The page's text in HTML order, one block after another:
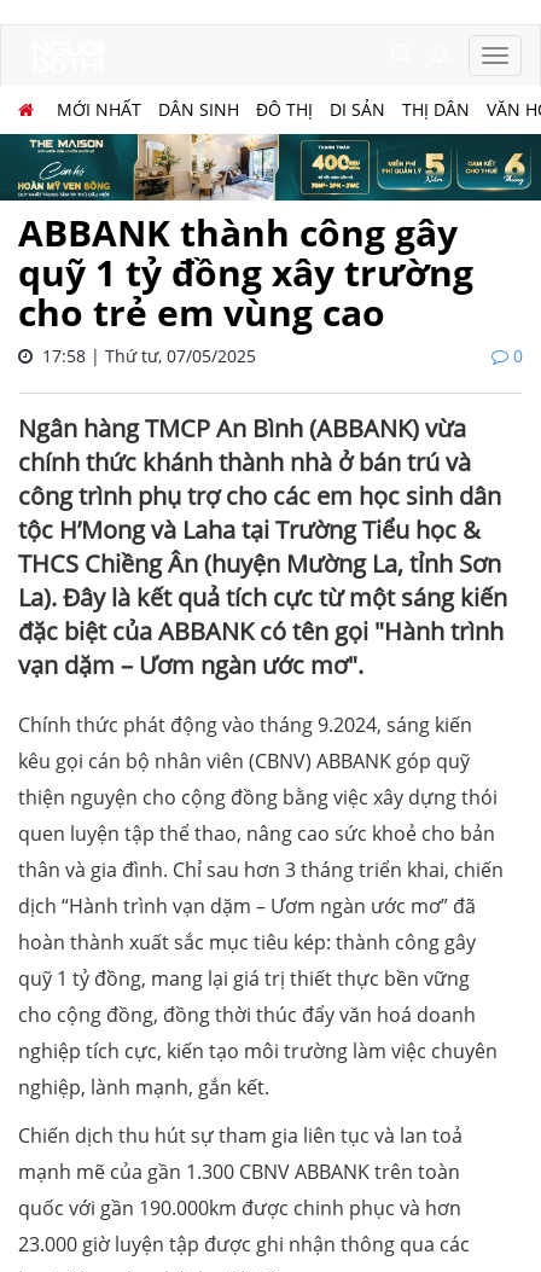
MỚI NHẤT DÂN SINH ĐÔ THỊ DI SẢN THỊ DÂN VĂN
ABBANK thành công gây
quỹ 1 tỷ đồng xây trường
cho trẻ em vùng cao
17:58 | Thứ tư, 07/05/2025 0
Ngân hàng TMCP An Bình (ABBANK) vừa
chính thức khánh thành nhà ở bán trú và
công trình phụ trợ cho các em học sinh dân
tộc H’Mong và Laha tại Trường Tiểu học &
THCS Chiềng Ân (huyện Mường La, tỉnh Sơn
La). Đây là kết quả tích cực từ một sáng kiến
đặc biệt của ABBANK có tên gọi "Hành trình
vạn dặm – Ươm ngàn ước mơ".
Chính thức phát động vào tháng 9.2024, sáng kiến
kêu gọi cán bộ nhân viên (CBNV) ABBANK góp quỹ
thiện nguyện cho cộng đồng bằng việc xây dựng thói
quen luyện tập thể thao, nâng cao sức khoẻ cho bản
thân và gia đình. Chỉ sau hơn 3 tháng triển khai, chiến
dịch “Hành trình vạn dặm – Ươm ngàn ước mơ” đã
hoàn thành xuất sắc mục tiêu kép: thành công gây
quỹ 1 tỷ đồng, mang lại giá trị thiết thực bền vững
cho cộng đồng, đồng thời thúc đẩy văn hoá doanh
nghiệp tích cực, kiến tạo môi trường làm việc chuyên
nghiệp, lành mạnh, gắn kết.
Chiến dịch thu hút sự tham gia liên tục và lan toả
mạnh mẽ của gần 1.300 CBNV ABBANK trên toàn
quốc với gần 190.000km được chinh phục và hơn
23.000 giờ luyện tập được ghi nhận thông qua các